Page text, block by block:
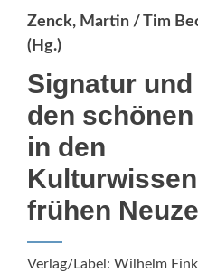
Zenck, Martin / Tim
(Hg.)
Signatur
den
in den
frühen
Verlag/Label: Wilhelm